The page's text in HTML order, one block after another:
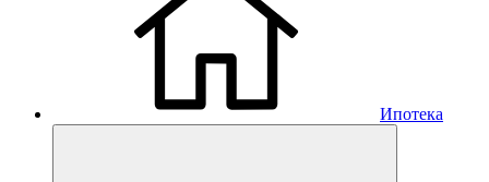
Ипотека